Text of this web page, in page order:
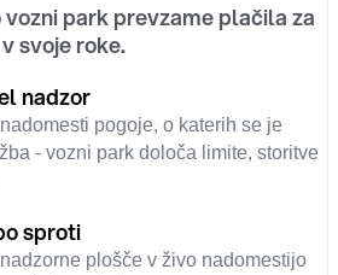
vozni park prevzame plačila za
svoje roke.
nadzor
pogoje, o katerih se je
- vozni park določa limite, storitve
sproti
plošče v živo nadomestijo